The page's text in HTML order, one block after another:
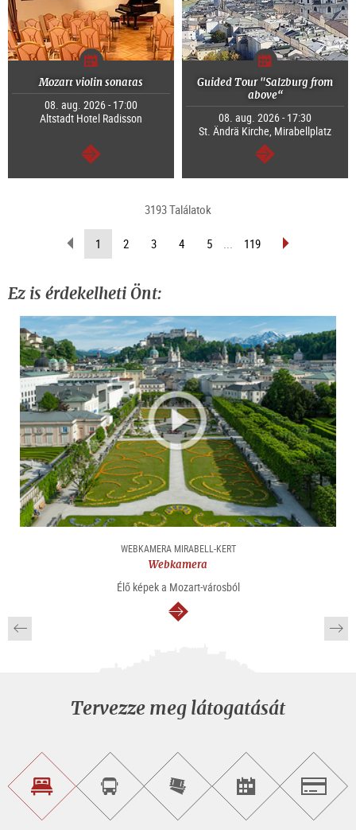
Mozart violin sonatas
08. aug. 2026 - 17:00
Altstadt Hotel Radisson
Tovább
Guided Tour "Salzburg from
above“
08. aug. 2026 - 17:30
St. Ändrä Kirche, Mirabellplatz
Tovább
3193 Találatok
Lapozás
vissza
1 (Aktuális
oldal)
2 3 4 5 ... 119 Lapozás
Ez is érdekelheti Önt:
WEBKAMERA MIRABELL-KERT
Webkamera
Élő képek a Mozart-városból
Tovább
Tervezze meg látogatását
SzálláskeresésVárosnéző
túra
foglalása
Online
jegyvásárlás
Rendezvény
keresése